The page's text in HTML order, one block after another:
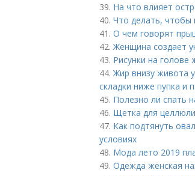
39. На что влияет
40. Что делать, чтобы
41. О чем говорят
42.Женщина создает
43. Рисунки на голове
44.Жир внизу живота
складки ниже пупка и
45. Полезно ли спать
46. Щетка для
47. Как подтянуть
условиях
48. Мода лето 2019
49. Одежда женская